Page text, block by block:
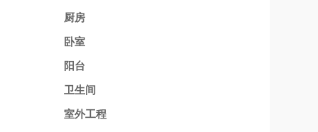
厨房
卧室
阳台
卫生间
室外工程